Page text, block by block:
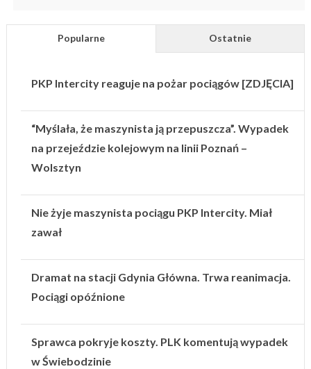
Popularne Ostatnie
PKP Intercity reaguje na pożar pociągów [ZDJĘCIA]
“Myślała, że maszynista ją przepuszcza”. Wypadek
na przejeździe kolejowym na linii Poznań –
Wolsztyn
Nie żyje maszynista pociągu PKP Intercity. Miał
zawał
Dramat na stacji Gdynia Główna. Trwa reanimacja.
Pociągi opóźnione
Sprawca pokryje koszty. PLK komentują wypadek
w Świebodzinie